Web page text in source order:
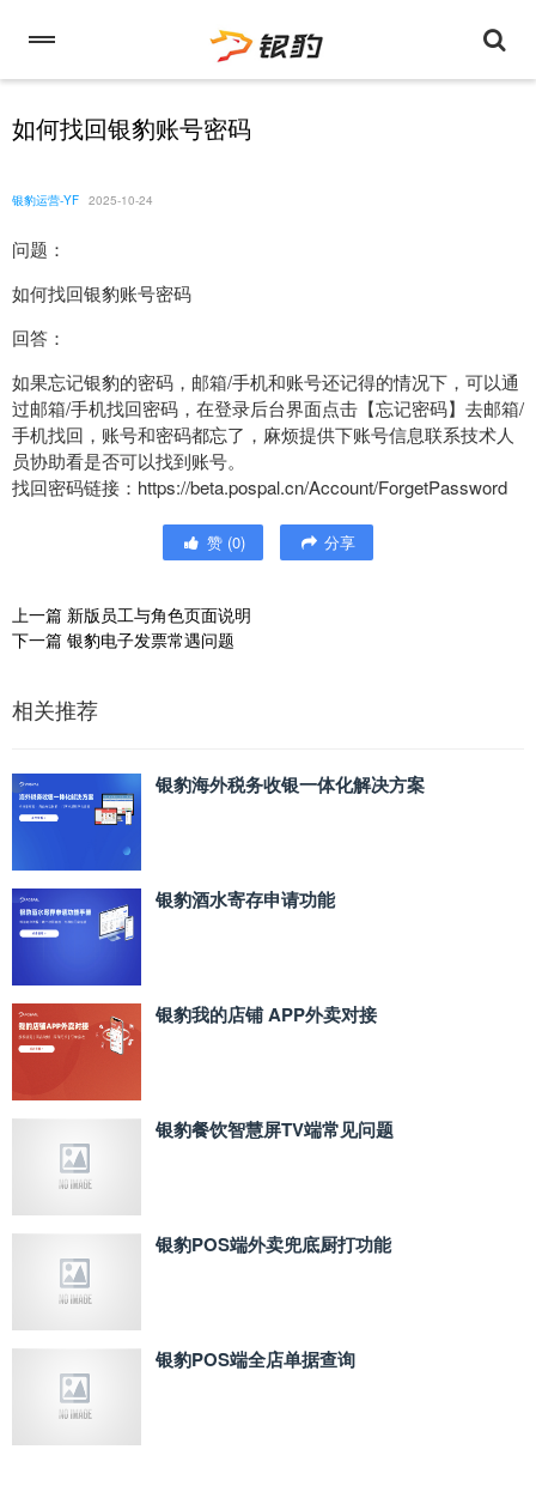
如何找回银豹账号密码
银豹运营-YF 2025-10-24
问题：
如何找回银豹账号密码
回答：
如果忘记银豹的密码，邮箱/手机和账号还记得的情况下，可以通
过邮箱/手机找回密码，在登录后台界面点击【忘记密码】去邮箱/
手机找回，账号和密码都忘了，麻烦提供下账号信息联系技术人
员协助看是否可以找到账号。
找回密码链接：https://beta.pospal.cn/Account/ForgetPassword
赞 (0) 分享
上一篇 新版员工与角色页面说明
下一篇 银豹电子发票常遇问题
相关推荐
银豹海外税务收银一体化解决方案
银豹酒水寄存申请功能
银豹我的店铺 APP外卖对接
银豹餐饮智慧屏TV端常见问题
银豹POS端外卖兜底厨打功能
银豹POS端全店单据查询